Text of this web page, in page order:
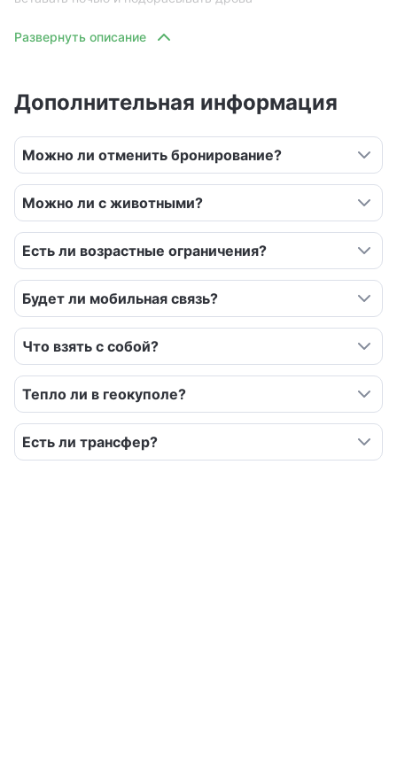
Дополнительная информация
Можно ли отменить бронирование?
Можно ли с животными?
Есть ли возрастные ограничения?
Будет ли мобильная связь?
Что взять с собой?
Тепло ли в геокуполе?
Есть ли трансфер?